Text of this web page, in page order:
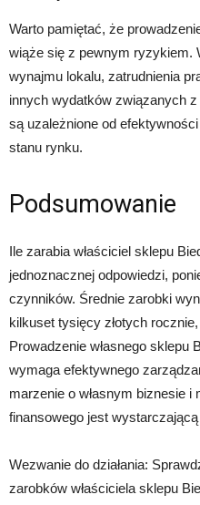
Warto pamiętać, że
wiąże się z pewnym ryzykiem.
wynajmu lokalu, zatrudnienia
innych wydatków związanych
są uzależnione od
stanu rynku.
Podsumowanie
Ile zarabia właściciel sklepu
jednoznacznej odpowiedzi,
czynników. Średnie zarobki
kilkuset tysięcy złotych
Prowadzenie własnego sklepu
wymaga efektywnego
marzenie o własnym biznesie
finansowego jest
Wezwanie do działania:
zarobków właściciela sklepu